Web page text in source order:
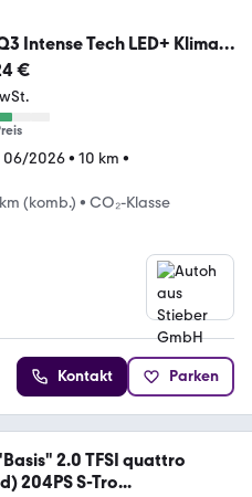
Intense Tech LED+ KlimaP
PrivG 1...
€
06/2026• 10 km •
(komb.) • CO₂-Klasse
Kontakt Parken
2.0 TFSI quattro
204PS S-Tro...